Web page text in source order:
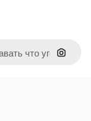
Поиск